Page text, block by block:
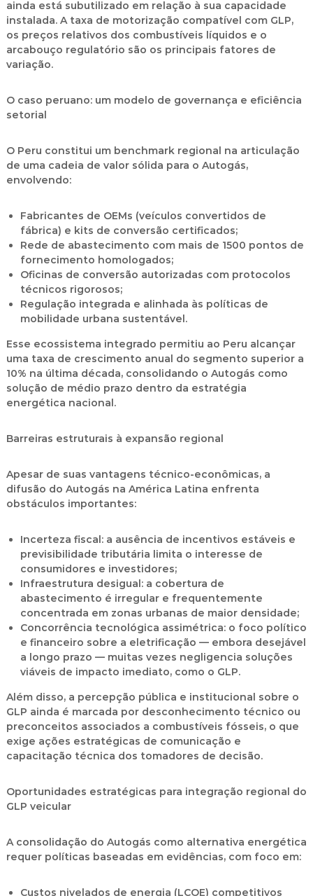
ainda está subutilizado em relação à sua capacidade
instalada. A taxa de motorização compatível com GLP,
os preços relativos dos combustíveis líquidos e o
arcabouço regulatório são os principais fatores de
variação.
O caso peruano: um modelo de governança e eficiência
setorial
O Peru constitui um benchmark regional na articulação
de uma cadeia de valor sólida para o Autogás,
envolvendo:
Fabricantes de OEMs (veículos convertidos de
fábrica) e kits de conversão certificados;
Rede de abastecimento com mais de 1500 pontos de
fornecimento homologados;
Oficinas de conversão autorizadas com protocolos
técnicos rigorosos;
Regulação integrada e alinhada às políticas de
mobilidade urbana sustentável.
Esse ecossistema integrado permitiu ao Peru alcançar
uma taxa de crescimento anual do segmento superior a
10% na última década, consolidando o Autogás como
solução de médio prazo dentro da estratégia
energética nacional.
Barreiras estruturais à expansão regional
Apesar de suas vantagens técnico-econômicas, a
difusão do Autogás na América Latina enfrenta
obstáculos importantes:
Incerteza fiscal: a ausência de incentivos estáveis e
previsibilidade tributária limita o interesse de
consumidores e investidores;
Infraestrutura desigual: a cobertura de
abastecimento é irregular e frequentemente
concentrada em zonas urbanas de maior densidade;
Concorrência tecnológica assimétrica: o foco político
e financeiro sobre a eletrificação — embora desejável
a longo prazo — muitas vezes negligencia soluções
viáveis de impacto imediato, como o GLP.
Além disso, a percepção pública e institucional sobre o
GLP ainda é marcada por desconhecimento técnico ou
preconceitos associados a combustíveis fósseis, o que
exige ações estratégicas de comunicação e
capacitação técnica dos tomadores de decisão.
Oportunidades estratégicas para integração regional do
GLP veicular
A consolidação do Autogás como alternativa energética
requer políticas baseadas em evidências, com foco em:
Custos nivelados de energia (LCOE) competitivos